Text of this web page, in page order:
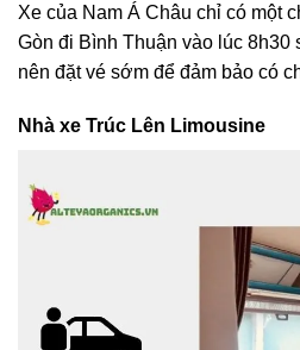
Xe của Nam Á Châu chỉ có một
Gòn đi Bình Thuận vào lúc 8h30
nên đặt vé sớm để đảm bảo có
Nhà xe Trúc Lên Limousine